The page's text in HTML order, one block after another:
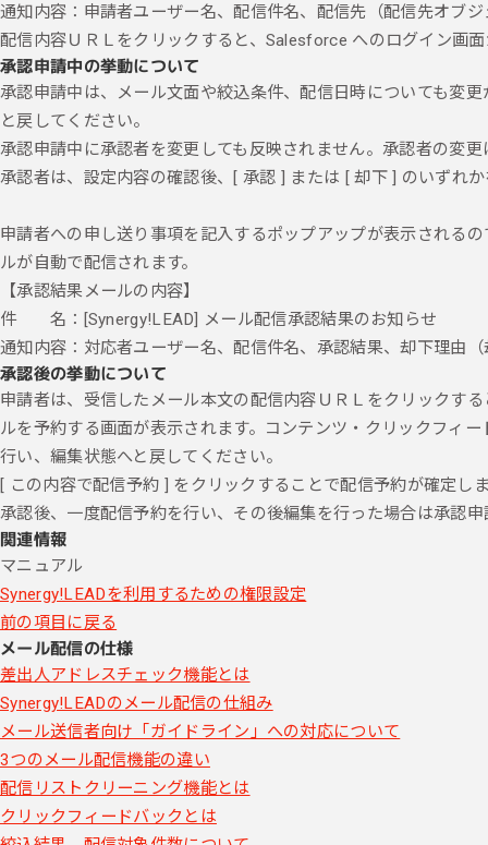
通知内容：申請者ユーザー名、配信件名、配信先（配信先オブ
配信内容ＵＲＬをクリックすると、Salesforce へのログイン画
承認申請中の挙動について
承認申請中は、メール文面や絞込条件、配信日時についても変
と戻してください。
承認申請中に承認者を変更しても反映されません。承認者の変
承認者は、設定内容の確認後、[ 承認 ] または [ 却下 ] のいずれ
申請者への申し送り事項を記入するポップアップが表示される
ルが自動で配信されます。
【承認結果メールの内容】
件 名：[Synergy!LEAD] メール配信承認結果のお知らせ
通知内容：対応者ユーザー名、配信件名、承認結果、却下理由
承認後の挙動について
申請者は、受信したメール本文の配信内容ＵＲＬをクリックす
ルを予約する画面が表示されます。コンテンツ・クリックフィ
行い、編集状態へと戻してください。
[ この内容で配信予約 ] をクリックすることで配信予約が確定し
承認後、一度配信予約を行い、その後編集を行った場合は承認
関連情報
マニュアル
Synergy!LEADを利用するための権限設定
前の項目に戻る
メール配信の仕様
差出人アドレスチェック機能とは
Synergy!LEADのメール配信の仕組み
メール送信者向け「ガイドライン」への対応について
3つのメール配信機能の違い
配信リストクリーニング機能とは
クリックフィードバックとは